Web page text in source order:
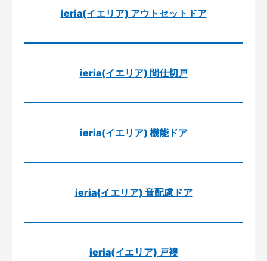
ieria(イエリア) アウトセットドア
ieria(イエリア) 間仕切戸
ieria(イエリア) 機能ドア
ieria(イエリア) 音配慮ドア
ieria(イエリア) 戸襖